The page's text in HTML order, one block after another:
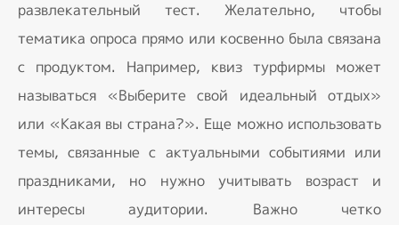
развлекательный тест. Желательно, чтобы
тематика опроса прямо или косвенно была связана
с продуктом. Например, квиз турфирмы может
называться «Выберите свой идеальный отдых»
или «Какая вы страна?». Еще можно использовать
темы, связанные с актуальными событиями или
праздниками, но нужно учитывать возраст и
интересы аудитории. Важно четко